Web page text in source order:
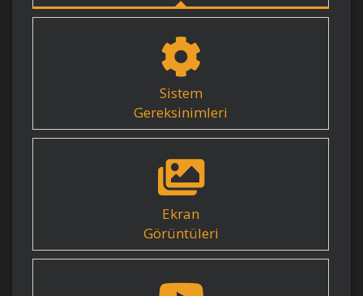
Sistem
Gereksinimleri
Ekran
Görüntüleri